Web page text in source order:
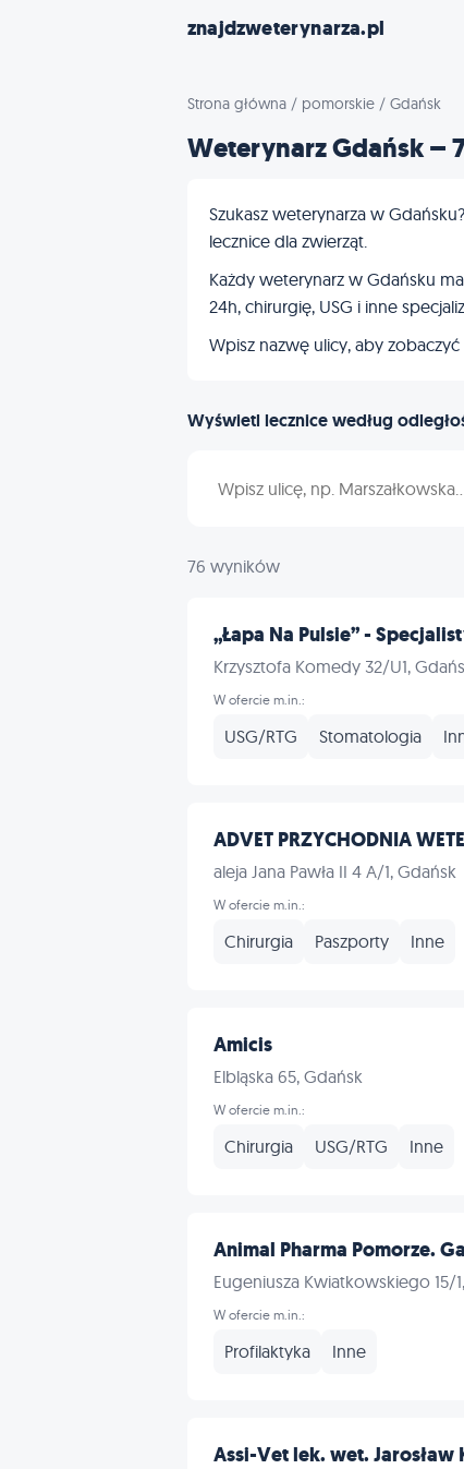
znajdzweterynarza.pl
Strona główna / pomorskie / Gdańsk
Weterynarz Gdańsk –
Szukasz weterynarza w
lecznice dla zwierząt.
Każdy weterynarz w Gdańsku
24h, chirurgię, USG i inne
Wpisz nazwę ulicy, aby
Wyświetl lecznice według
76 wyników
„Łapa Na Pulsie” -
Krzysztofa Komedy 32/U1,
W ofercie m.in.:
USG/RTG Stomatologia
ADVET PRZYCHODNIA
aleja Jana Pawła II 4 A/1, Gdańsk
W ofercie m.in.:
Chirurgia Paszporty Inne
Amicis
Elbląska 65, Gdańsk
W ofercie m.in.:
Chirurgia USG/RTG Inne
Animal Pharma Pomorze.
Eugeniusza Kwiatkowskiego 15/
W ofercie m.in.:
Profilaktyka Inne
Assi-Vet lek. wet. Jarosław